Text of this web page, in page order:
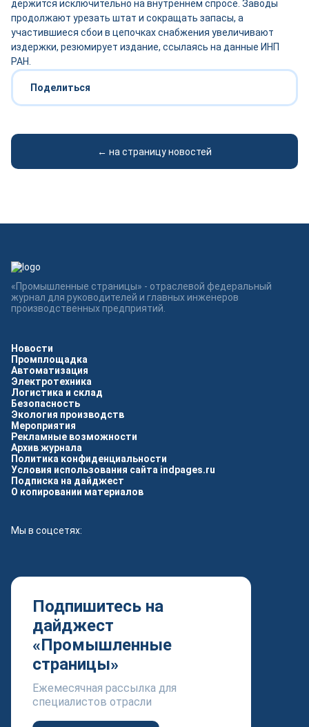
держится исключительно на внутреннем спросе. Заводы
продолжают урезать штат и сокращать запасы, а
участившиеся сбои в цепочках снабжения увеличивают
издержки, резюмирует издание, ссылаясь на данные ИНП
РАН.
Поделиться
← на страницу новостей
Новости
Промплощадка
Автоматизация
Электротехника
Логистика и склад
Безопасность
Экология производств
Мероприятия
Рекламные возможности
Архив журнала
Политика конфиденциальности
Условия использования сайта indpages.ru
Подписка на дайджест
О копировании материалов
Мы в соцсетях:
Подпишитесь на
дайджест
«Промышленные
страницы»
Ежемесячная рассылка для
специалистов отрасли
«Промышленные страницы» - отраслевой федеральный
журнал для руководителей и главных инженеров
производственных предприятий.